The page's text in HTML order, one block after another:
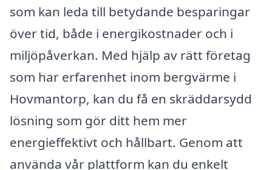
som kan leda till betydande besparingar
över tid, både i energikostnader och i
miljöpåverkan. Med hjälp av rätt företag
som har erfarenhet inom bergvärme i
Hovmantorp, kan du få en skräddarsydd
lösning som gör ditt hem mer
energieffektivt och hållbart. Genom att
använda vår plattform kan du enkelt